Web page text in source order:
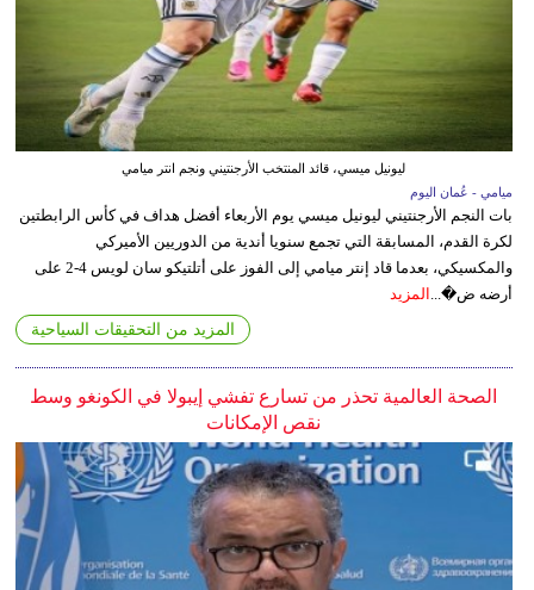
ليونيل ميسي، قائد المنتخب الأرجنتيني ونجم انتر ميامي
ميامي - عُمان اليوم
بات النجم الأرجنتيني ليونيل ميسي يوم الأربعاء أفضل هداف في كأس الرابطتين
لكرة القدم، المسابقة التي تجمع سنويا أندية من الدوريين الأميركي
والمكسيكي، بعدما قاد إنتر ميامي إلى الفوز على أتلتيكو سان لويس 4-2 على
أرضه ض�... المزيد
المزيد من التحقيقات السياحية
الصحة العالمية تحذر من تسارع تفشي إيبولا في الكونغو وسط
نقص الإمكانات